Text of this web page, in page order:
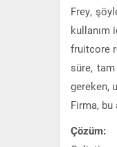
Frey,
kullanım
fruitcore
süre,
gereken,
Firma, bu
Çözüm: